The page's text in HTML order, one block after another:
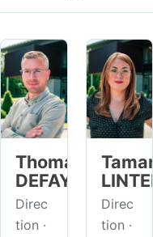
Thomas
DEFAYS
Direc
tion ·
Direc
tion ·